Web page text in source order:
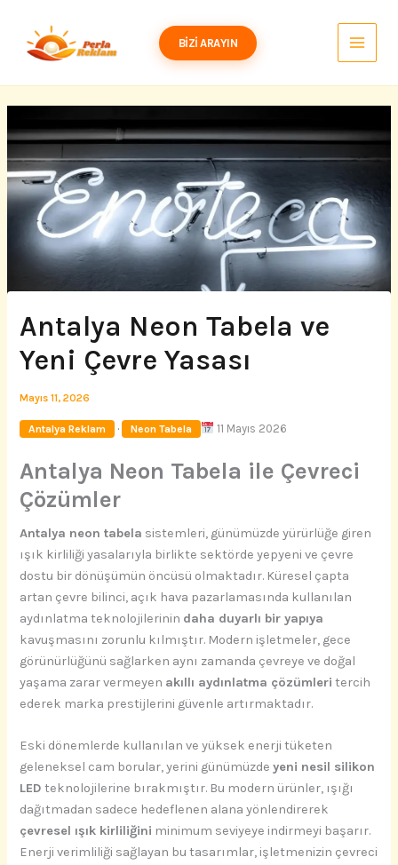
BIZI ARAYIN
Antalya Neon Tabela ve
Yeni Çevre Yasası
Mayıs 11, 2026
Antalya Reklam · Neon Tabela 11 Mayıs 2026
Antalya Neon Tabela ile Çevreci
Çözümler
Antalya neon tabela sistemleri, günümüzde yürürlüğe giren
ışık kirliliği yasalarıyla birlikte sektörde yepyeni ve çevre
dostu bir dönüşümün öncüsü olmaktadır. Küresel çapta
artan çevre bilinci, açık hava pazarlamasında kullanılan
aydınlatma teknolojilerinin daha duyarlı bir yapıya
kavuşmasını zorunlu kılmıştır. Modern işletmeler, gece
görünürlüğünü sağlarken aynı zamanda çevreye ve doğal
yaşama zarar vermeyen akıllı aydınlatma çözümleri tercih
ederek marka prestijlerini güvenle artırmaktadır.
Eski dönemlerde kullanılan ve yüksek enerji tüketen
geleneksel cam borular, yerini günümüzdeyeni nesil silikon
LED teknolojilerine bırakmıştır. Bu modern ürünler, ışığı
dağıtmadan sadece hedeflenen alana yönlendirerek
çevresel ışık kirliliğini minimum seviyeye indirmeyi başarır.
Enerji verimliliği sağlayan bu tasarımlar, işletmenizin çevreci